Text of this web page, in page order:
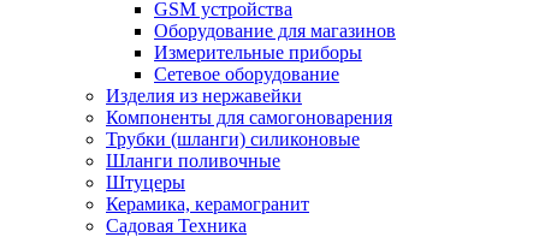
GSM устройства
Оборудование для магазинов
Измерительные приборы
Сетевое оборудование
Изделия из нержавейки
Компоненты для самогоноварения
Трубки (шланги) силиконовые
Шланги поливочные
Штуцеры
Керамика, керамогранит
Садовая Техника